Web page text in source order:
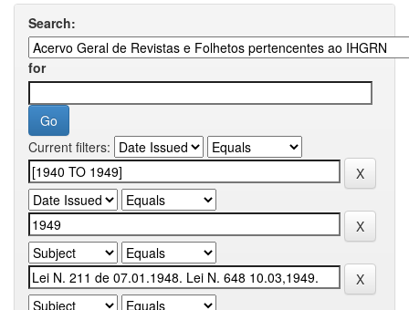
Search:
for
Current filters: